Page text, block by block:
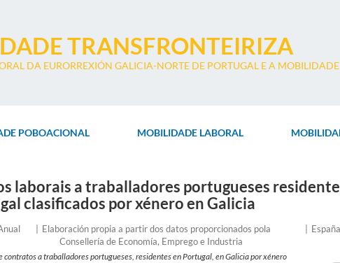
TRANSFRONTEIRIZA
DA EURORREXIÓN GALICIA-NORTE DE PORTUGAL E A
POBOACIONAL MOBILIDADE LABORAL
laborais a traballadores portugueses
clasificados por xénero en Galicia
EntidadeElaboración propia a partir dos datos proporcionados pola
Consellería de Economía, Emprego e Industria
que
España
contratos a traballadores portugueses, residentes en Portugal, en Galicia por xénero